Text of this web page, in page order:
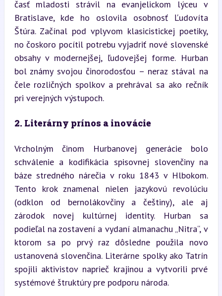
časť mladosti strávil na evanjelickom lýceu v
Bratislave, kde ho oslovila osobnosť Ľudovíta
Štúra. Začínal pod vplyvom klasicistickej poetiky,
no čoskoro pocítil potrebu vyjadriť nové slovenské
obsahy v modernejšej, ľudovejšej forme. Hurban
bol známy svojou činorodosťou – neraz stával na
čele rozličných spolkov a prehrával sa ako rečník
pri verejných výstupoch.
2. Literárny prínos a inovácie
Vrcholným činom Hurbanovej generácie bolo
schválenie a kodifikácia spisovnej slovenčiny na
báze stredného nárečia v roku 1843 v Hlbokom.
Tento krok znamenal nielen jazykovú revolúciu
(odklon od bernolákovčiny a češtiny), ale aj
zárodok novej kultúrnej identity. Hurban sa
podieľal na zostavení a vydaní almanachu „Nitra“, v
ktorom sa po prvý raz dôsledne použila novo
ustanovená slovenčina. Literárne spolky ako Tatrín
spojili aktivistov naprieč krajinou a vytvorili prvé
systémové štruktúry pre podporu národa.